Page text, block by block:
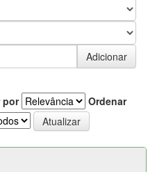
por
Ordenar